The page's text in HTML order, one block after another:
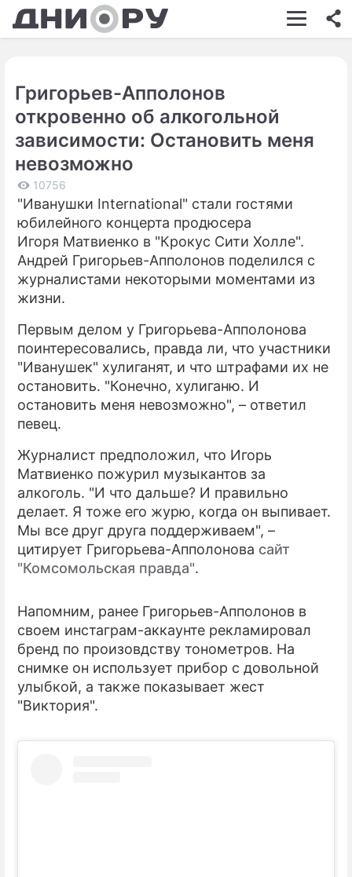
ШОУ-БИЗНЕС
КИНО
ПРОИСШЕСТВИЯ
СОННИК
СТИЛЬ ЖИЗНИ
ИГРЫ
ПРЕСС-РЕЛИЗЫ
О ПРОЕКТЕ
Григорьев-Апполонов
откровенно об алкогольной
зависимости: Остановить меня
невозможно
10756
"Иванушки International" стали гостями
юбилейного концерта продюсера
Игоря Матвиенко в "Крокус Сити Холле".
Андрей Григорьев-Апполонов поделился с
журналистами некоторыми моментами из
жизни.
Первым делом у Григорьева-Апполонова
поинтересовались, правда ли, что участники
"Иванушек" хулиганят, и что штрафами их не
остановить. "Конечно, хулиганю. И
остановить меня невозможно", – ответил
певец.
Журналист предположил, что Игорь
Матвиенко пожурил музыкантов за
алкоголь. "И что дальше? И правильно
делает. Я тоже его журю, когда он выпивает.
Мы все друг друга поддерживаем", –
цитирует Григорьева-Апполонова сайт
"Комсомольская правда".
Напомним, ранее Григорьев-Апполонов в
своем инстаграм-аккаунте рекламировал
бренд по произовдству тонометров. На
снимке он использует прибор с довольной
улыбкой, а также показывает жест
"Виктория".